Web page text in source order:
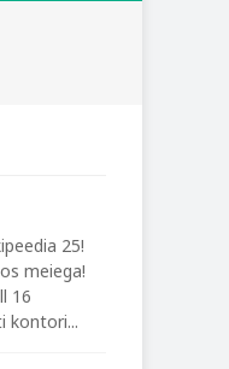
25!
meiega!
16
kontori...